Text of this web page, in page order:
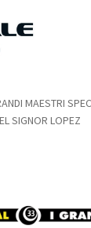
MAESTRI
SIGNOR LOPEZ